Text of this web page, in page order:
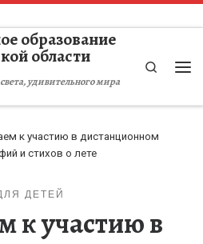
образование
области
удивительного мира
Search
к участию в дистанционном
и стихов о лете
ДЕТЕЙ
к участию в